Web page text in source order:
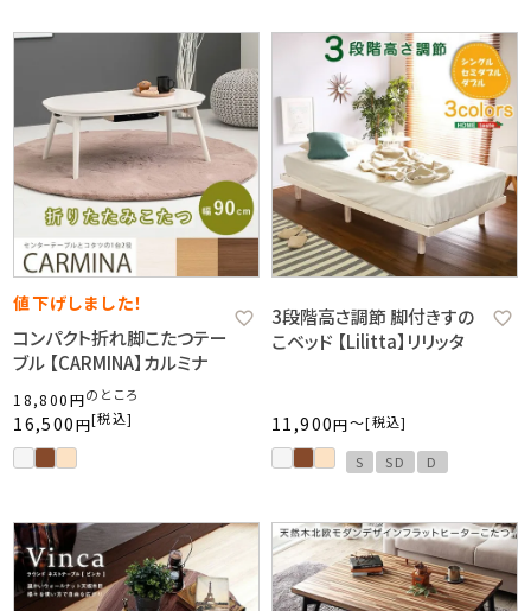
値下げしました！
コンパクト折れ脚こたつテー
ブル 【CARMINA】カルミナ
18,800 のところ
16,500 税込
3段階高さ調節 脚付きすの
こベッド 【Lilitta】リリッタ
11,900 税込
〜
S SD D